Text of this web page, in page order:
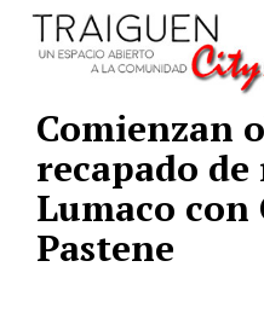
Comienzan
recapado
Lumaco
Pastene